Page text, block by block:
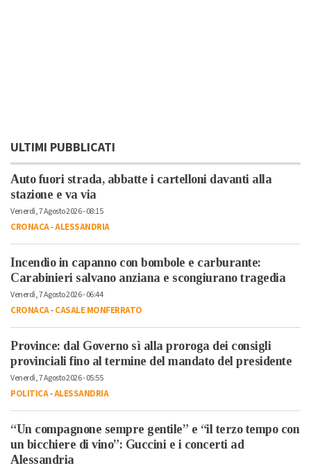
ULTIMI PUBBLICATI
Auto fuori strada, abbatte i cartelloni davanti alla
stazione e va via
Venerdì, 7 Agosto 2026 - 08:15
CRONACA-ALESSANDRIA
Incendio in capanno con bombole e carburante:
Carabinieri salvano anziana e scongiurano tragedia
Venerdì, 7 Agosto 2026 - 06:44
CRONACA-CASALE MONFERRATO
Province: dal Governo sì alla proroga dei consigli
provinciali fino al termine del mandato del presidente
Venerdì, 7 Agosto 2026 - 05:55
POLITICA-ALESSANDRIA
“Un compagnone sempre gentile” e “il terzo tempo con
un bicchiere di vino”: Guccini e i concerti ad
Alessandria